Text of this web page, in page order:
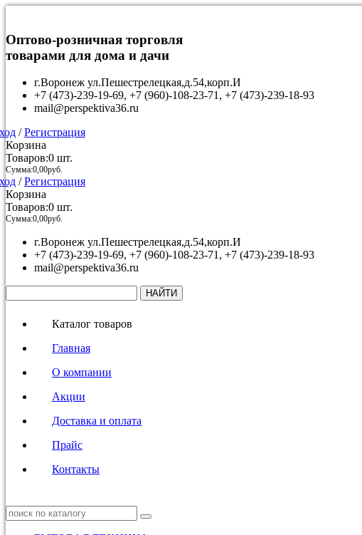
Оптово-розничная торговля
товарами для дома и дачи
г.Воронеж ул.Пешестрелецкая,д.54,корп.И
+7 (473)-239-19-69, +7 (960)-108-23-71, +7 (473)-239-18-93
mail@perspektiva36.ru
/Регистрация
Корзина
Товаров:0 шт.
Сумма:0,00руб.
/Регистрация
Корзина
Товаров:0 шт.
Сумма:0,00руб.
г.Воронеж ул.Пешестрелецкая,д.54,корп.И
+7 (473)-239-19-69, +7 (960)-108-23-71, +7 (473)-239-18-93
mail@perspektiva36.ru
Каталог товаров
Главная
О компании
Акции
Доставка и оплата
Прайс
Контакты